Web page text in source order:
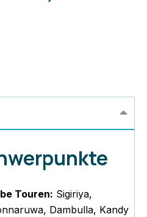
Touren: Sigiriya,
Dambulla, Kandy